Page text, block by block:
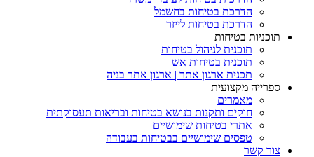
הדרכת בטיחות בחשמל
הדרכת בטיחות לייזר
תוכניות בטיחות
תוכנית לניהול בטיחות
תוכנית בטיחות אש
תכנית ארגון אתר | ארגון אתר בניה
ספרייה מקצועית
מאמרים
חוקים ותקנות בנושא בטיחות ובריאות תעסוקתית
אתרי בטיחות שימושיים
טפסים שימושיים בבטיחות בעבודה
צור קשר